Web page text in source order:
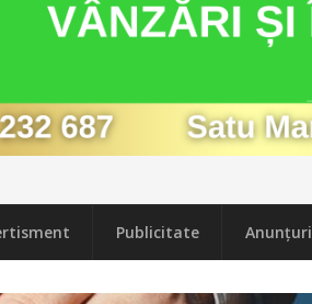
Publicitate Anunțuri